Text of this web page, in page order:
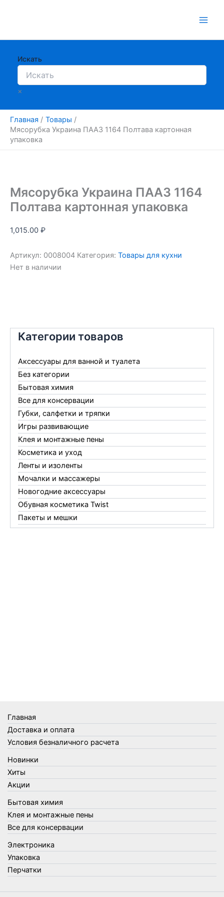
Искать
×
Главная
Товары
Мясорубка Украина ПААЗ 1164 Полтава картонная
упаковка
Категории товаров
Аксессуары для ванной и туалета
Без категории
Бытовая химия
Все для консервации
Губки, салфетки и тряпки
Игры развивающие
Клея и монтажные пены
Косметика и уход
Ленты и изоленты
Мочалки и массажеры
Новогодние аксессуары
Обувная косметика Twist
Пакеты и мешки
Перчатки
Товары для кухни
Товары для сада и огорода
Товары для туризма и отдыха
Упаковка
Утеплители и прочее
Фонари, лампы и удлинители
Хозяйственные товары
Швабры, стекломои, черенки и насадки
Шнуры, веревки и шпагаты
Электроника
Элементы питания
Мясорубка Украина ПААЗ 1164
Полтава картонная упаковка
1,015.00 ₽
Артикул: 0008004 Категория: Товары для кухни
Нет в наличии
Главная
Доставка и оплата
Условия безналичного расчета
Новинки
Хиты
Акции
Бытовая химия
Клея и монтажные пены
Все для консервации
Электроника
Упаковка
Перчатки